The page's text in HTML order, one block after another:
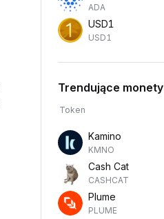
ADA
USD1
USD1
Trendujące monety
Token
Kamino
KMNO
Cash Cat
CASHCAT
Plume
PLUME